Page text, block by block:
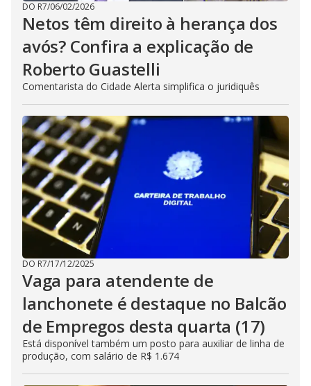
DO R7/06/02/2026
Netos têm direito à herança dos
avós? Confira a explicação de
Roberto Guastelli
Comentarista do Cidade Alerta simplifica o juridiquês
DO R7/17/12/2025
Vaga para atendente de
lanchonete é destaque no Balcão
de Empregos desta quarta (17)
Está disponível também um posto para auxiliar de linha de
produção, com salário de R$ 1.674